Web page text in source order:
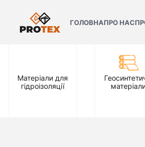
ГОЛОВНАПРО НАС
Матеріали для
гідроізоляції